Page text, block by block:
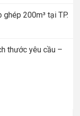
200m³ tại TP.
thước yêu cầu –